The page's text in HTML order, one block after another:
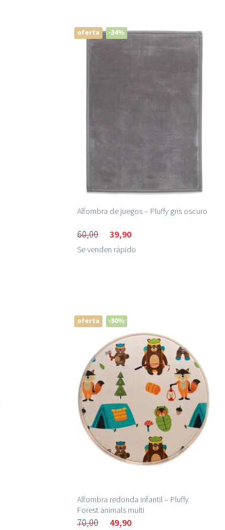
oferta -34%
Alfombra de juegos – Pluffy gris oscuro
60,00 39,90
Se venden rápido
oferta -30%
Alfombra redonda infantil – Pluffy
Forest animals multi
70,00 49,90